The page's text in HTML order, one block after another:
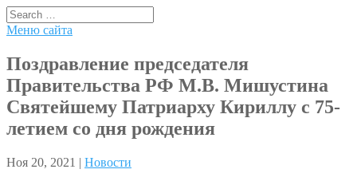
Меню сайта
Поздравление председателя
Правительства РФ М.В. Мишустина
Святейшему Патриарху Кириллу с 75-
летием со дня рождения
Ноя 20, 2021 | Новости